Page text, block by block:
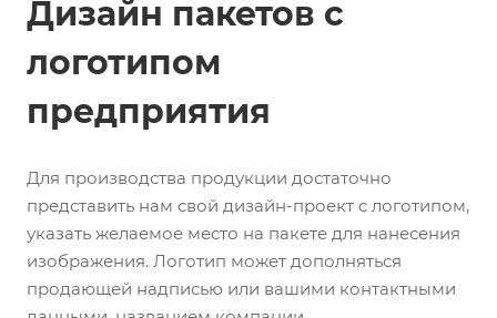
Дизайн пакетов с
логотипом
предприятия
Для производства продукции достаточно
представить нам свой дизайн-проект с логотипом,
указать желаемое место на пакете для нанесения
изображения. Логотип может дополняться
продающей надписью или вашими контактными